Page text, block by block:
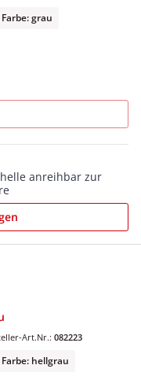
Farbe: grau
anreihbar zur
Art.Nr.: 082223
Farbe: hellgrau